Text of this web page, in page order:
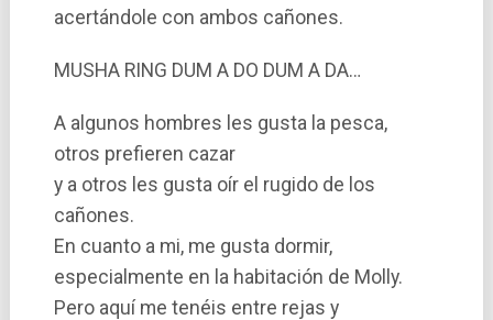
acertándole con ambos cañones.
MUSHA RING DUM A DO DUM A DA…
A algunos hombres les gusta la pesca,
otros prefieren cazar
y a otros les gusta oí­r el rugido de los
cañones.
En cuanto a mi, me gusta dormir,
especialmente en la habitación de Molly.
Pero aquí­ me tenéis entre rejas y